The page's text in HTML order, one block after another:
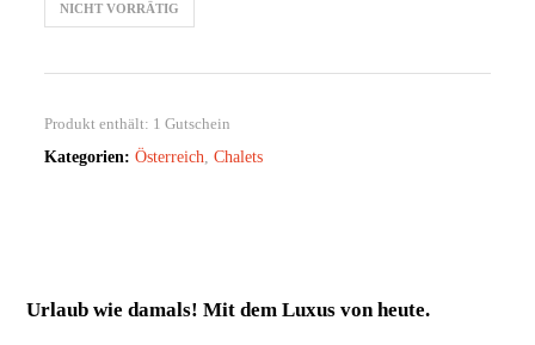
NICHT VORRÄTIG
Produkt enthält: 1Gutschein
Kategorien: Österreich,Chalets
Urlaub wie damals! Mit dem Luxus von heute.